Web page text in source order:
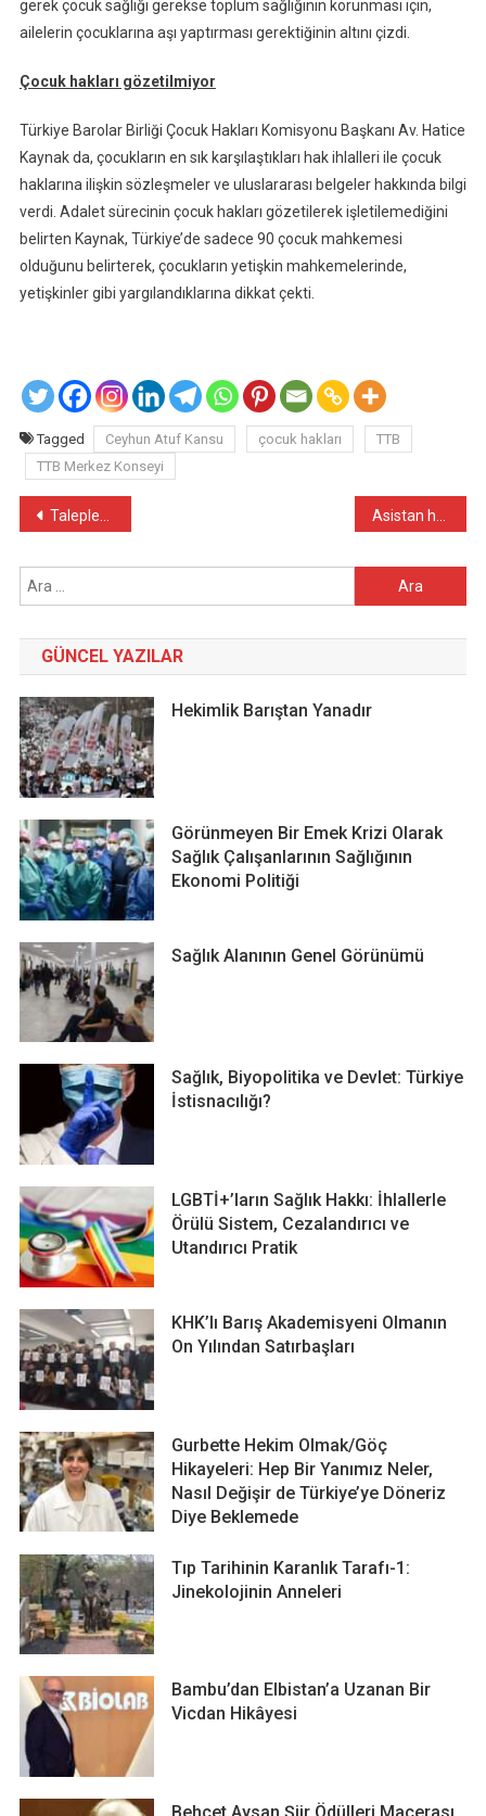
gerek çocuk sağlığı gerekse toplum sağlığının korunması için,
ailelerin çocuklarına aşı yaptırması gerektiğinin altını çizdi.
Çocuk hakları gözetilmiyor
Türkiye Barolar Birliği Çocuk Hakları Komisyonu Başkanı Av. Hatice
Kaynak da, çocukların en sık karşılaştıkları hak ihlalleri ile çocuk
haklarına ilişkin sözleşmeler ve uluslararası belgeler hakkında bilgi
verdi. Adalet sürecinin çocuk hakları gözetilerek işletilemediğini
belirten Kaynak, Türkiye’de sadece 90 çocuk mahkemesi
olduğunu belirterek, çocukların yetişkin mahkemelerinde,
yetişkinler gibi yargılandıklarına dikkat çekti.
Tagged Ceyhun Atuf Kansu çocuk hakları
TTB
TTB Merkez Konseyi
Yazı
gezinmesi
Taleplerimizde ısrarcı, mücadelede kararlıyız!
Arama:
GÜNCEL YAZILAR
Hekimlik Barıştan Yanadır
Görünmeyen Bir Emek Krizi Olarak
Sağlık Çalışanlarının Sağlığının
Ekonomi Politiği
Sağlık Alanının Genel Görünümü
Sağlık, Biyopolitika ve Devlet: Türkiye
İstisnacılığı?
LGBTİ+’ların Sağlık Hakkı: İhlallerle
Örülü Sistem, Cezalandırıcı ve
Utandırıcı Pratik
KHK’lı Barış Akademisyeni Olmanın
On Yılından Satırbaşları
Gurbette Hekim Olmak/Göç
Hikayeleri: Hep Bir Yanımız Neler,
Nasıl Değişir de Türkiye’ye Döneriz
Diye Beklemede
Tıp Tarihinin Karanlık Tarafı-1:
Jinekolojinin Anneleri
Bambu’dan Elbistan’a Uzanan Bir
Vicdan Hikâyesi